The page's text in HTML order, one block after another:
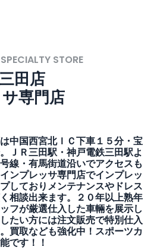
STORE
田店
専門店
中国西宮北ＩＣ下車１５分・宝
ＪＲ三田駅・神戸電鉄三田駅よ
線・有馬街道沿いでアクセスも
ンプレッサ専門店でインプレッ
しておりメンテナンスやドレス
相談出来ます。２０年以上熟年
フが厳選仕入した車輛を展示し
たい方には注文販売で特別仕入
買取なども強化中！スポーツカ
です！！